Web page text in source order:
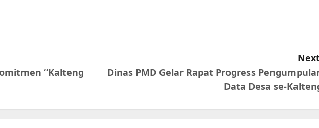
“Kalteng
Dinas PMD Gelar Rapat Progress
Data Desa se-